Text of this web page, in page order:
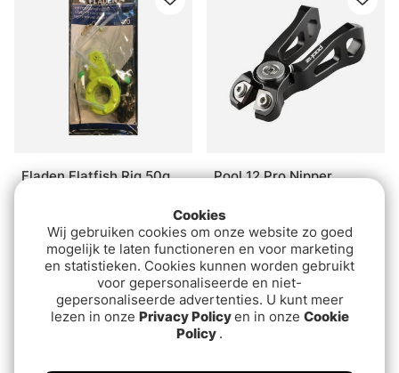
Fladen Flatfish Rig 50g
Pool 12 Pro Nipper
Cookies
Wij gebruiken cookies om onze website zo goed
mogelijk te laten functioneren en voor marketing
en statistieken. Cookies kunnen worden gebruikt
voor gepersonaliseerde en niet-
gepersonaliseerde advertenties. U kunt meer
lezen in onze Privacy Policyen in onze Cookie
Policy .